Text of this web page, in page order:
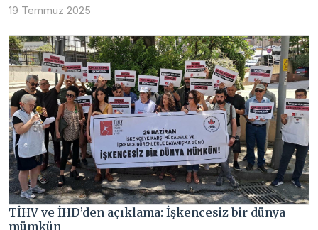
19 Temmuz 2025
TİHV ve İHD’den açıklama: İşkencesiz bir dünya
mümkün